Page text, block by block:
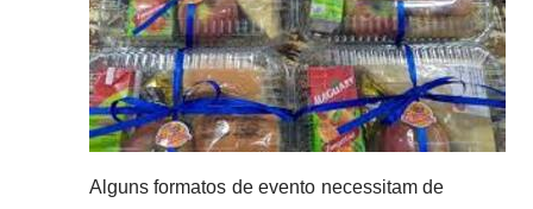
Alguns formatos de evento necessitam de